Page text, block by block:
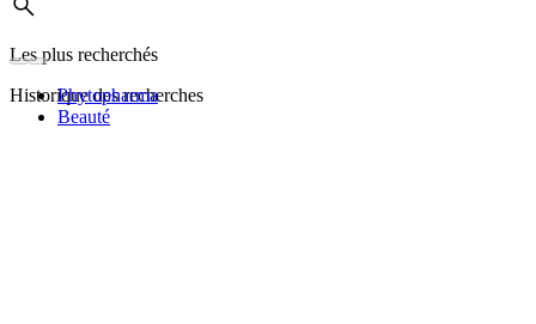
Les plus recherchés
Historique des recherches
Phytopharma
Beauté